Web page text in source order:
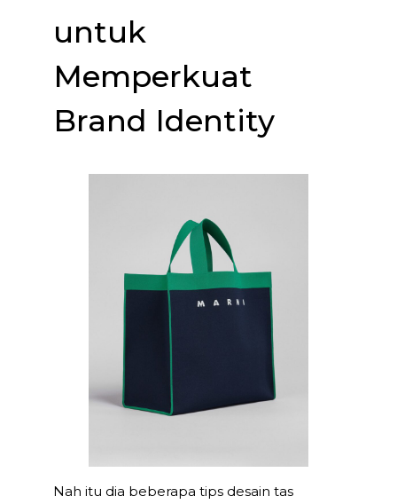
untuk
Memperkuat
Brand Identity
Nah itu dia beberapa tips desain tas